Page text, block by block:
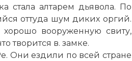
стала алтарем дьявола. По
оттуда шум диких оргий.
вооруженную свиту,
творится в. замке.
Они ездили по всей стране